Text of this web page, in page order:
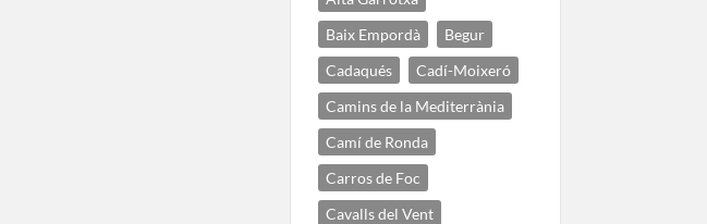
Baix Empordà
Begur
Cadaqués
Cadí-Moixeró
Camins de la Mediterrània
Camí de Ronda
Carros de Foc
Cavalls del Vent